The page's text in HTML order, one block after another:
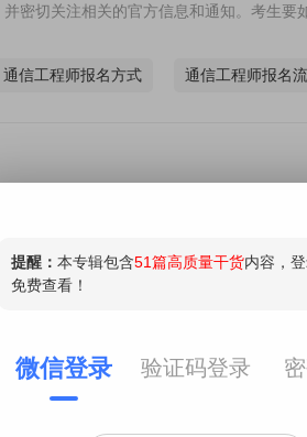
密切关注相关的官方信息和通知。考生要
通信工程师报名方式 通信工程师报名
考生的经济预算，也是整个考试准备过程
考生在通信技术领域的专业知识和实践能
具体请见下文。